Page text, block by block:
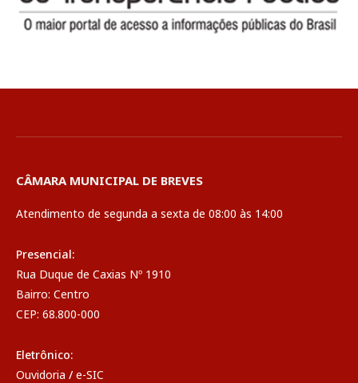
CÂMARA MUNICIPAL DE BREVES
Atendimento de segunda a sexta de 08:00 às 14:00
Presencial:
Rua Duque de Caxias Nº 1910
Bairro: Centro
CEP: 68.800-000
Eletrônico:
Ouvidoria / e-SIC